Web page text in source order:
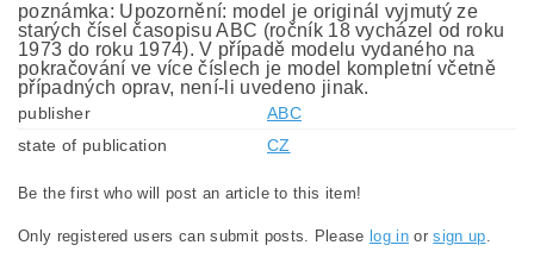
poznámka: Upozornění: model je originál vyjmutý ze
starých čísel časopisu ABC (ročník 18 vycházel od roku
1973 do roku 1974). V případě modelu vydaného na
pokračování ve více číslech je model kompletní včetně
případných oprav, není-li uvedeno jinak.
publisher
ABC
state of publication
CZ
Be the first who will post an article to this item!
Only registered users can submit posts. Please log inorsign up.